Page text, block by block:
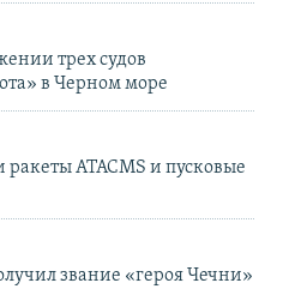
трех судов
в Черном море
ATACMS и пусковые
звание «героя Чечни»